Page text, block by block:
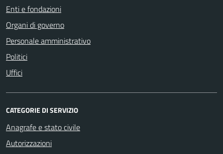
Enti e fondazioni
Organi di governo
Personale amministrativo
Politici
Uffici
CATEGORIE DI SERVIZIO
Anagrafe e stato civile
Autorizzazioni